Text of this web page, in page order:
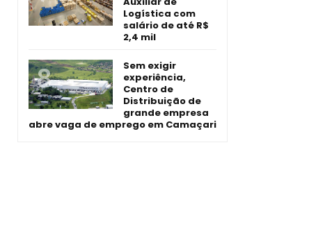
Logística com
salário de até R$
2,4 mil
Sem exigir
experiência,
Centro de
Distribuição de
grande empresa
abre vaga de emprego em Camaçari